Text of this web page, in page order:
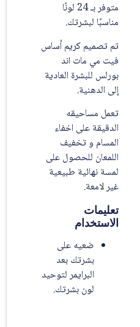
متوفر بـ 24 لونًا
مناسبًا لبشرتك.
تم تصميم كريم أساس
فيت مي مات اند
بورلس للبشرة العادية
إلى الدهنية.
تعمل مساحيقه
الدقيقة على اخفاء
المسام و تخفيف
اللمعان للحصول على
لمسة نهائية طبيعية
غير لامعة.
تعليمات
الاستخدام
ضعيه على
بشرتك بعد
البرايمر لتوحيد
لون بشرتك.